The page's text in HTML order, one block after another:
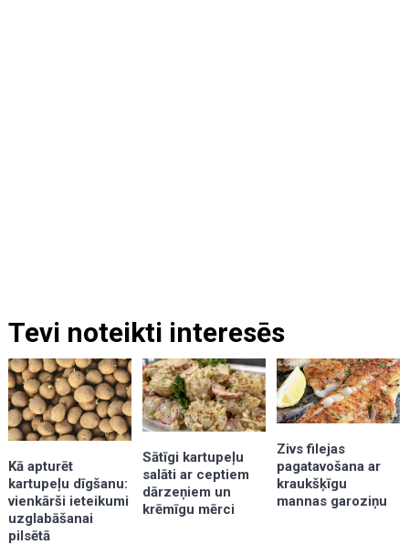
Tevi noteikti interesēs
Kā apturēt
kartupeļu dīgšanu:
vienkārši ieteikumi
uzglabāšanai
pilsētā
Sātīgi kartupeļu
salāti ar ceptiem
dārzeņiem un
krēmīgu mērci
Zivs filejas
pagatavošana ar
kraukšķīgu
mannas garoziņu